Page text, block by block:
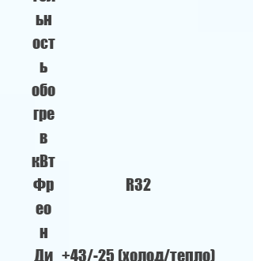
ьн
ост
ь
обо
гре
в
кВт
Фр
ео
н
R32
Ди +43/-25 (холод/тепло)